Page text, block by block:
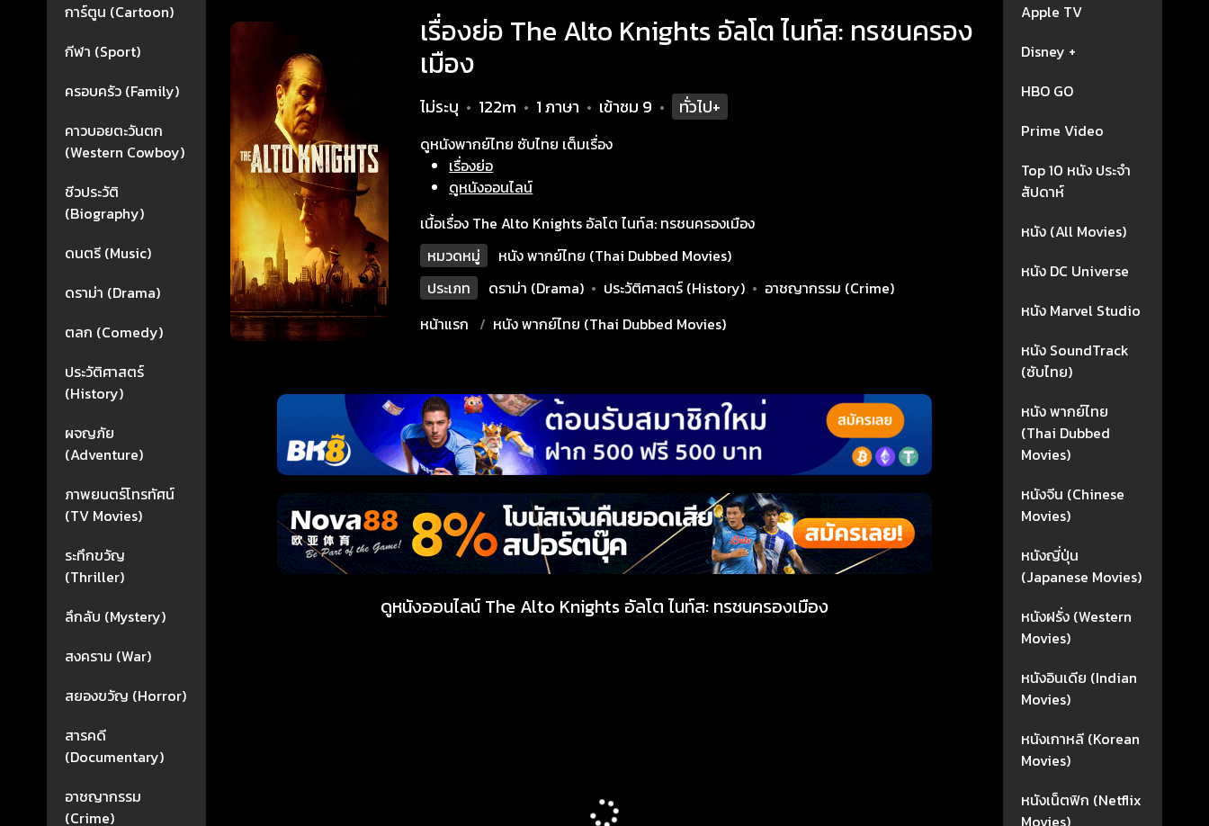
การ์ตูน (Cartoon)
กีฬา (Sport)
ครอบครัว (Family)
คาวบอยตะวันตก
(Western Cowboy)
ชีวประวัติ
(Biography)
ดนตรี (Music)
ดราม่า (Drama)
ตลก (Comedy)
ประวัติศาสตร์
(History)
ผจญภัย
(Adventure)
ภาพยนตร์โทรทัศน์
(TV Movies)
ระทึกขวัญ
(Thriller)
ลึกลับ (Mystery)
สงคราม (War)
สยองขวัญ (Horror)
สารคดี
(Documentary)
อาชญากรรม
(Crime)
เรื่องย่อ The Alto Knights อัลโต ไนท์ส: ทรชนครอง
เมือง
ไม่ระบุ • 122m • 1 ภาษา • เข้าชม 9 • ทั่วไป+
ดูหนังพากย์ไทย ซับไทย เต็มเรื่อง
เรื่องย่อ
ดูหนังออนไลน์
เนื้อเรื่อง The Alto Knights อัลโต ไนท์ส: ทรชนครองเมือง
หมวดหมู่
หนัง พากย์ไทย (Thai Dubbed Movies)
ประเภท
ดราม่า (Drama) • ประวัติศาสตร์ (History) • อาชญากรรม (Crime)
หน้าแรก
หนัง พากย์ไทย (Thai Dubbed Movies)
ดูหนังออนไลน์ The Alto Knights อัลโต ไนท์ส: ทรชนครองเมือง
Apple TV
Disney +
HBO GO
Prime Video
Top 10 หนัง ประจำ
สัปดาห์
หนัง (All Movies)
หนัง DC Universe
หนัง Marvel Studio
หนัง SoundTrack
(ซับไทย)
หนัง พากย์ไทย
(Thai Dubbed
Movies)
หนังจีน (Chinese
Movies)
หนังญี่ปุ่น
(Japanese Movies)
หนังฝรั่ง (Western
Movies)
หนังอินเดีย (Indian
Movies)
หนังเกาหลี (Korean
Movies)
หนังเน็ตฟิก (Netflix
Movies)